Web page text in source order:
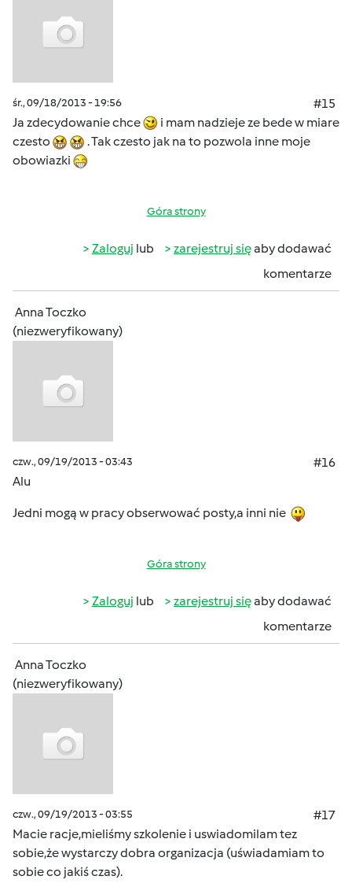
śr., 09/18/2013 - 19:56
#15
Ja zdecydowanie chce
i mam nadzieje ze bede w miare
czesto
. Tak czesto jak na to pozwola inne moje
obowiazki
Góra strony
Zaloguj lub zarejestruj sięaby dodawać
komentarze
Anna Toczko
(niezweryfikowany)
czw., 09/19/2013 - 03:43
#16
Alu
Jedni mogą w pracy obserwować posty,a inni nie
Góra strony
Zaloguj lub zarejestruj sięaby dodawać
komentarze
Anna Toczko
(niezweryfikowany)
czw., 09/19/2013 - 03:55
#17
Macie racje,mieliśmy szkolenie i uswiadomilam tez
sobie,że wystarczy dobra organizacja (uświadamiam to
sobie co jakiś czas).